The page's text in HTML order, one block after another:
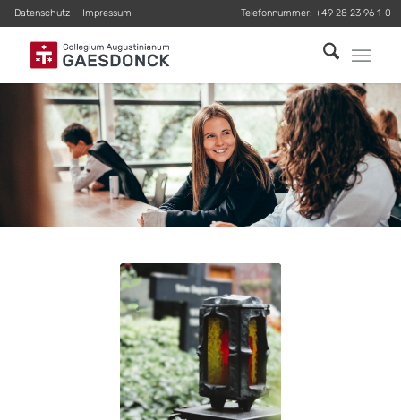
Datenschutz Impressum Telefonnummer: +49 28 23 96 1-0